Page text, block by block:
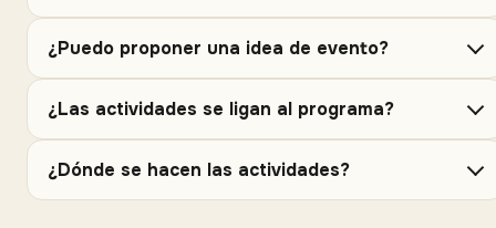
¿Puedo proponer una idea de evento?
¿Las actividades se ligan al programa?
¿Dónde se hacen las actividades?